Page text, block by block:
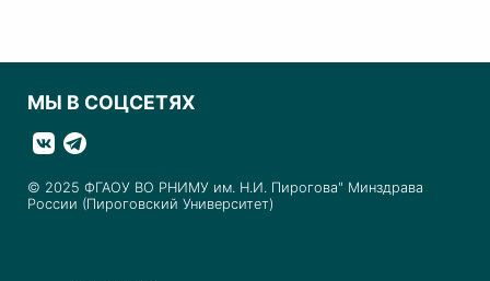
МЫ В СОЦСЕТЯХ
© 2025 ФГАОУ ВО РНИМУ им. Н.И. Пирогова" Минздрава
России (Пироговский Университет)